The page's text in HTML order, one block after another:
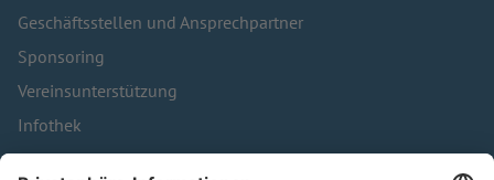
Geschäftsstellen und Ansprechpartner
Sponsoring
Vereinsunterstützung
Infothek
Kontakt